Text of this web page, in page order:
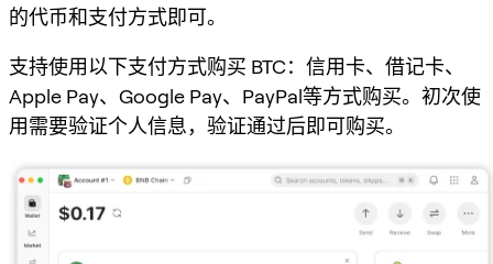
的代币和支付方式即可。
支持使用以下支付方式购买 BTC：信用卡、借记卡、
Apple Pay、Google Pay、PayPal等方式购买。初次使
用需要验证个人信息，验证通过后即可购买。